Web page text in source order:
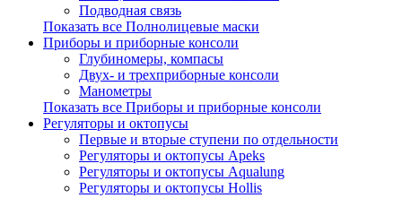
Подводная связь
Показать все Полнолицевые маски
Приборы и приборные консоли
Глубиномеры, компасы
Двух- и трехприборные консоли
Манометры
Показать все Приборы и приборные консоли
Регуляторы и октопусы
Первые и вторые ступени по отдельности
Регуляторы и октопусы Apeks
Регуляторы и октопусы Aqualung
Регуляторы и октопусы Hollis